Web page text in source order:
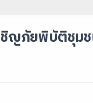
ญภัยพิบัติชุม